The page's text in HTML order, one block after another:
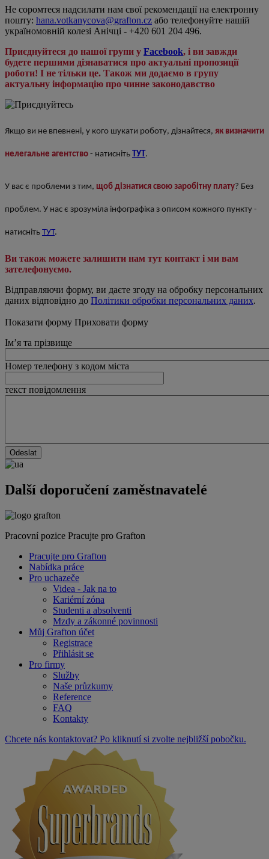
Не соромтеся надсилати нам свої рекомендації на електронну
пошту: hana.votkanycova@grafton.cz або телефонуйте нашій
україномовній колезі Анічці - +420 601 204 496.
Приєднуйтеся до нашої групи у Facebook, і ви завжди
будете першими дізнаватися про актуальні пропозиції
роботи! І не тільки це. Також ми додаємо в групу
актуальну інформацію про чинне законодавство
Якщо ви не впевнені, у кого шукати роботу, дізнайтеся, як визначити
нелегальне агентство - натисніть ТУТ .
У вас є проблеми з тим, щоб дізнатися свою заробітну плату? Без
проблем. У нас є зрозуміла інфографіка з описом кожного пункту -
натисніть ТУТ.
Ви також можете залишити нам тут контакт і ми вам
зателефонуємо.
Відправляючи форму, ви даєте згоду на обробку персональних
даних відповідно до Політики обробки персональних даних.
Показати форму Приховати форму
Ім’я та прізвище
Номер телефону з кодом міста
текст повідомлення
Další doporučení zaměstnavatelé
Pracovní pozice Pracujte pro Grafton
Pracujte pro Grafton
Nabídka práce
Pro uchazeče
Videa - Jak na to
Kariérní zóna
Studenti a absolventi
Mzdy a zákonné povinnosti
Můj Grafton účet
Registrace
Přihlásit se
Pro firmy
Služby
Naše průzkumy
Reference
FAQ
Kontakty
Chcete nás kontaktovat? Po kliknutí si zvolte nejbližší pobočku.